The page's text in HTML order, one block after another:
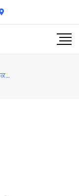
ਅਣਪਛਾਤੇ ਵਿਅਕਤੀਆਂ ਨੇ ਚਲਾਈਆਂ ਤਾਬੜ-ਤੋੜ ਗੋਲੀਆ